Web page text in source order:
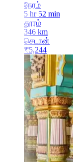
நேரம்
5 hr 52 min
தூரம்
346 km
செடான்
₹5,244